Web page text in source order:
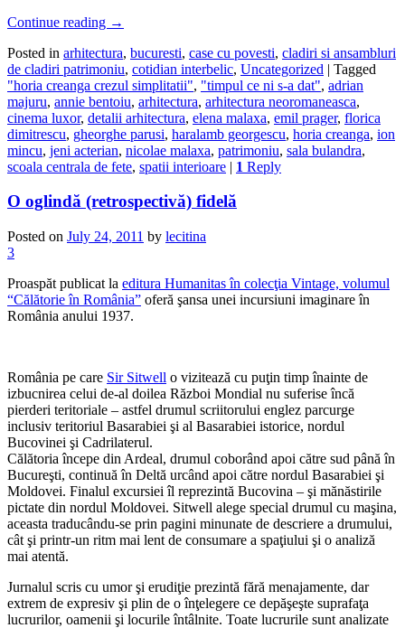
Continue reading →
Posted in arhitectura, bucuresti, case cu povesti, cladiri si ansambluri
de cladiri patrimoniu, cotidian interbelic, Uncategorized | Tagged
"horia creanga crezul simplitatii", "timpul ce ni s-a dat", adrian
majuru, annie bentoiu, arhitectura, arhitectura neoromaneasca,
cinema luxor, detalii arhitectura, elena malaxa, emil prager, florica
dimitrescu, gheorghe parusi, haralamb georgescu, horia creanga, ion
mincu, jeni acterian, nicolae malaxa, patrimoniu, sala bulandra,
scoala centrala de fete, spatii interioare | 1 Reply
O oglindă (retrospectivă) fidelă
Posted on July 24, 2011 by lecitina
3
Proaspăt publicat la editura Humanitas în colecţia Vintage, volumul
“Călătorie în România” oferă şansa unei incursiuni imaginare în
România anului 1937.
România pe care Sir Sitwell o vizitează cu puţin timp înainte de
izbucnirea celui de-al doilea Război Mondial nu suferise încă
pierderi teritoriale – astfel drumul scriitorului englez parcurge
inclusiv teritoriul Basarabiei şi al Basarabiei istorice, nordul
Bucovinei şi Cadrilaterul.
Călătoria începe din Ardeal, drumul coborând apoi către sud până în
Bucureşti, continuă în Deltă urcând apoi către nordul Basarabiei şi
Moldovei. Finalul excursiei îl reprezintă Bucovina – şi mănăstirile
pictate din nordul Moldovei. Sitwell alege special drumul cu maşina,
aceasta traducându-se prin pagini minunate de descriere a drumului,
cât şi printr-un ritm mai lent de consumare a spaţiului şi o analiză
mai atentă.
Jurnalul scris cu umor şi erudiţie prezintă fără menajamente, dar
extrem de expresiv şi plin de o înţelegere ce depăşeşte suprafaţa
lucrurilor, oamenii şi locurile întâlnite. Toate lucrurile sunt analizate